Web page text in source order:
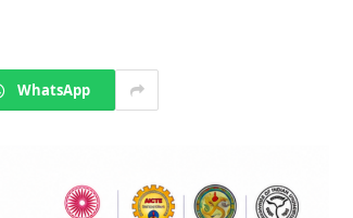
WhatsApp